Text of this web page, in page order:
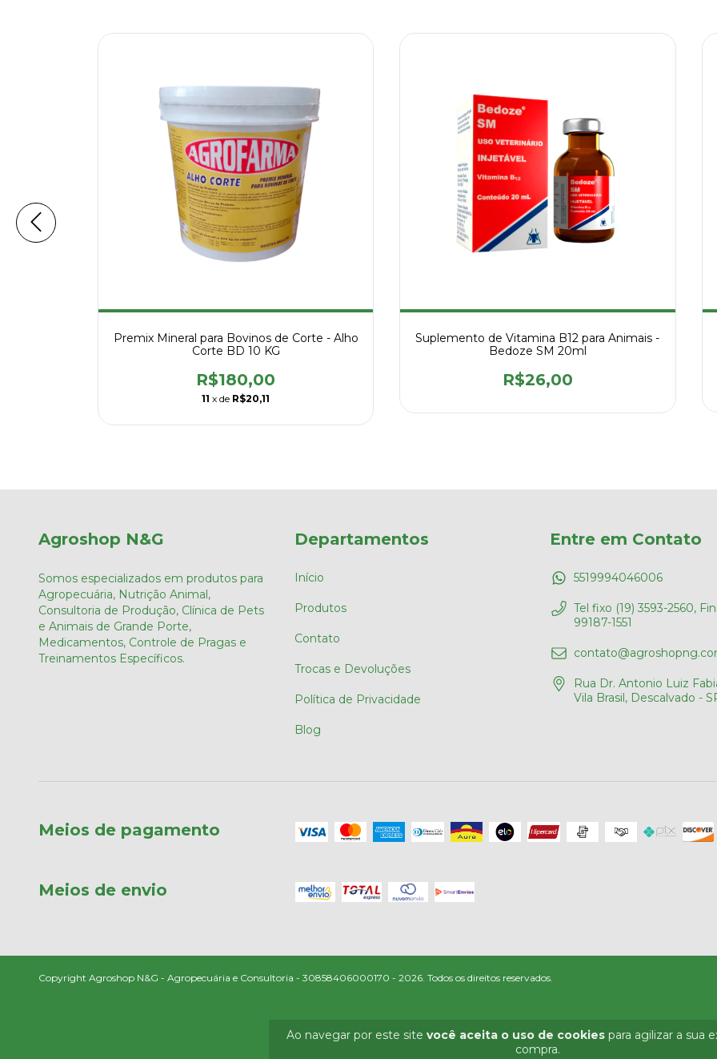
Ao navegar por este site você aceita o uso de cookies para agilizar a sua
compra.
Premix Mineral para Bovinos de Corte - Alho
Corte BD 10 KG
R$180,00
11 x de R$20,11
Suplemento de Vitamina B12 para Animais -
Bedoze SM 20ml
R$26,00
Agroshop N&G
Somos especializados em produtos para
Agropecuária, Nutrição Animal,
Consultoria de Produção, Clínica de Pets
e Animais de Grande Porte,
Medicamentos, Controle de Pragas e
Treinamentos Específicos.
Departamentos
Início
Produtos
Contato
Trocas e Devoluções
Política de Privacidade
Blog
Entre em Contato
5519994046006
Tel fixo (19) 3593-2560,
99187-1551
Rua Dr. Antonio Luiz
Vila Brasil, Descalvado -
Meios de pagamento
Meios de envio
Copyright Agroshop N&G - Agropecuária e Consultoria - 30858406000170 - 2026. Todos os direitos reservados.